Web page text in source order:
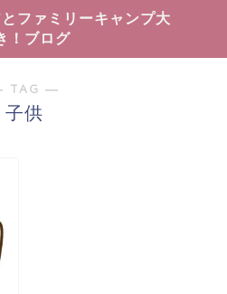
ファミリーキャンプ大
！ブログ
TAG ―
子供